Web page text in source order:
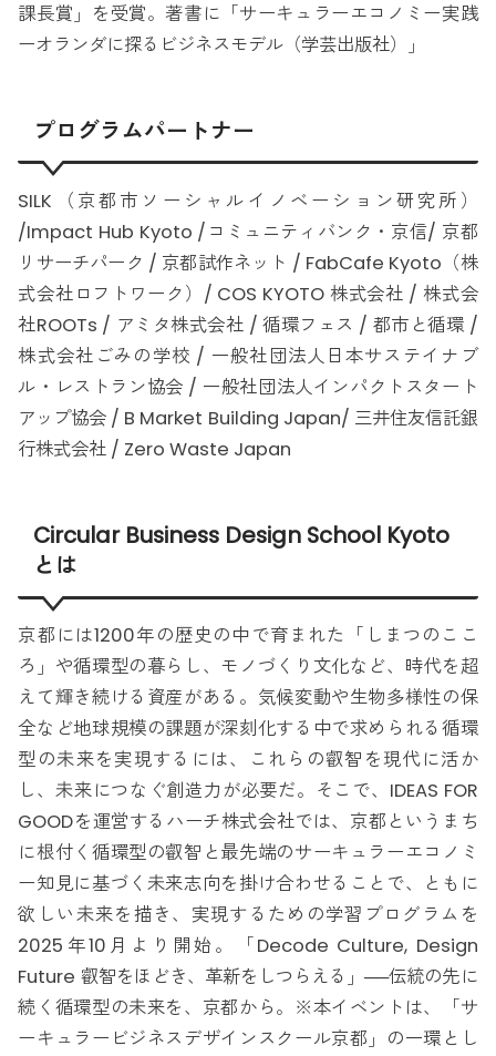
課長賞」を受賞。著書に「サーキュラーエコノミー実践
ーオランダに探るビジネスモデル（学芸出版社）」
プログラムパートナー
SILK（京都市ソーシャルイノベーション研究所）
/Impact Hub Kyoto /コミュニティバンク・京信/ 京都
リサーチパーク / 京都試作ネット / FabCafe Kyoto（株
式会社ロフトワーク）/ COS KYOTO 株式会社 / 株式会
社ROOTs / アミタ株式会社 / 循環フェス / 都市と循環 /
株式会社ごみの学校 / 一般社団法人日本サステイナブ
ル・レストラン協会 / 一般社団法人インパクトスタート
アップ協会 / B Market Building Japan/ 三井住友信託銀
行株式会社 / Zero Waste Japan
Circular Business Design School Kyoto
とは
京都には1200年の歴史の中で育まれた「しまつのここ
ろ」や循環型の暮らし、モノづくり文化など、時代を超
えて輝き続ける資産がある。気候変動や生物多様性の保
全など地球規模の課題が深刻化する中で求められる循環
型の未来を実現するには、これらの叡智を現代に活か
し、未来につなぐ創造力が必要だ。そこで、IDEAS FOR
GOODを運営するハーチ株式会社では、京都というまち
に根付く循環型の叡智と最先端のサーキュラーエコノミ
ー知見に基づく未来志向を掛け合わせることで、ともに
欲しい未来を描き、実現するための学習プログラムを
2025年10月より開始。「Decode Culture, Design
Future 叡智をほどき、革新をしつらえる」──伝統の先に
続く循環型の未来を、京都から。※本イベントは、「サ
ーキュラービジネスデザインスクール京都」の一環とし